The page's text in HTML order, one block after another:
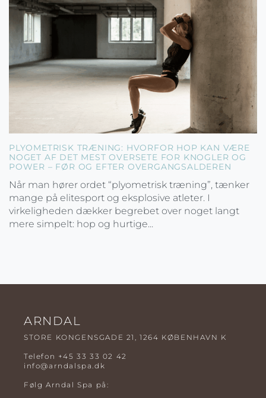
PLYOMETRISK TRÆNING: HVORFOR HOP KAN VÆRE
NOGET AF DET MEST OVERSETE FOR KNOGLER OG
POWER – FØR OG EFTER OVERGANGSALDEREN
Når man hører ordet “plyometrisk træning”, tænker
mange på elitesport og eksplosive atleter. I
virkeligheden dækker begrebet over noget langt
mere simpelt: hop og hurtige...
ARNDAL
STORE KONGENSGADE 21, 1264 KØBENHAVN K
Telefon +45 33 33 02 42
info@arndalspa.dk
Følg Arndal Spa på: